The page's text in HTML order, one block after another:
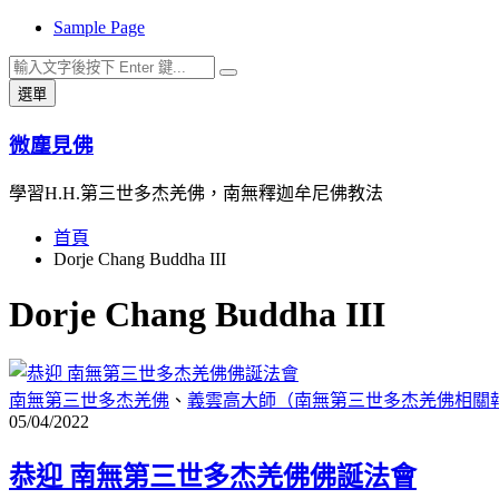
至
主
要
內
Sample Page
搜
尋
鍵
選單
微塵見佛
學習H.H.第三世多杰羌佛，南無釋迦牟尼佛教法
首頁
Dorje Chang Buddha III
Dorje Chang Buddha III
南無第三世多杰羌佛 、 義雲高大師（南無第三世多杰羌佛相關
05/04/2022
恭迎 南無第三世多杰羌佛佛誕法會